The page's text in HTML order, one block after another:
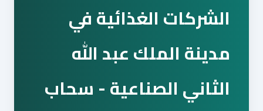
الشركات الغذائية في
مدينة الملك عبد الله
الثاني الصناعية - سحاب